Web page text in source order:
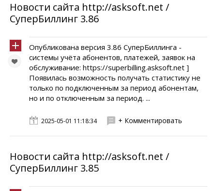
Новости сайта http://asksoft.net /
СуперБиллинг 3.86
Опубликована версия 3.86 СуперБиллинга -
системы учёта абонентов, платежей, заявок на
обслуживание: https://superbilling.asksoft.net ]
Появилась возможность получать статистику не
только по подключенным за период абонентам,
но и по отключенным за период. ...
2025-05-01 11:18:34 + Комментировать
Новости сайта http://asksoft.net /
СуперБиллинг 3.85